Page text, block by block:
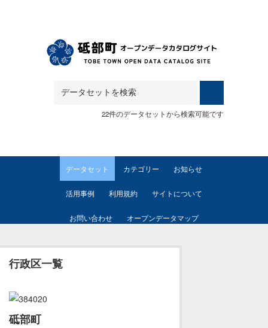
22件のデータセットから検索可能です
データセット カテゴリー お知らせ
活用事例 利用規約 サイトについて
お問い合わせ オープンデータマップ
行政区一覧
砥部町